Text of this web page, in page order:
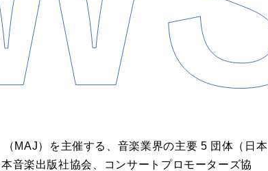
MAJ）を主催する、音楽業界の主要 5 団体（日本
音楽出版社協会、コンサートプロモーターズ協